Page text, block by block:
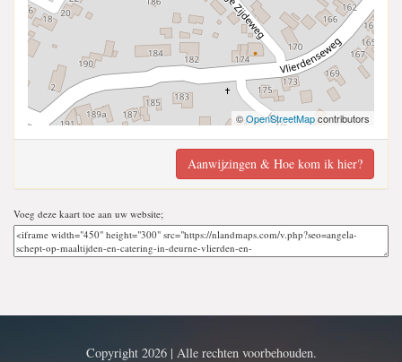
©OpenStreetMapcontributors
Aanwijzingen & Hoe kom ik hier?
Voeg deze kaart toe aan uw website;
Copyright 2026 | Alle rechten voorbehouden.